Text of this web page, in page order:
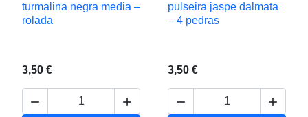
turmalina negra media –
rolada
3,50 €
 
pulseira jaspe dalmata
– 4 pedras
3,50 €
 